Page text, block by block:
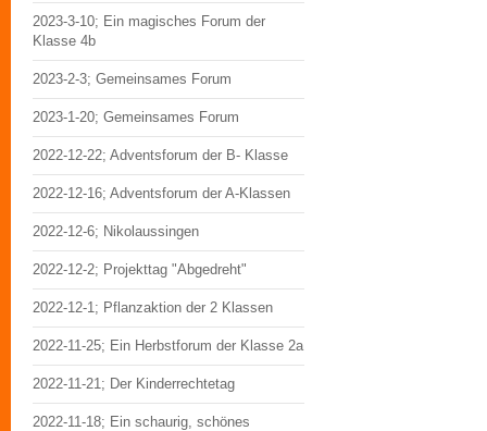
2023-3-10; Ein magisches Forum der
Klasse 4b
2023-2-3; Gemeinsames Forum
2023-1-20; Gemeinsames Forum
2022-12-22; Adventsforum der B- Klasse
2022-12-16; Adventsforum der A-Klassen
2022-12-6; Nikolaussingen
2022-12-2; Projekttag "Abgedreht"
2022-12-1; Pflanzaktion der 2 Klassen
2022-11-25; Ein Herbstforum der Klasse 2a
2022-11-21; Der Kinderrechtetag
2022-11-18; Ein schaurig, schönes